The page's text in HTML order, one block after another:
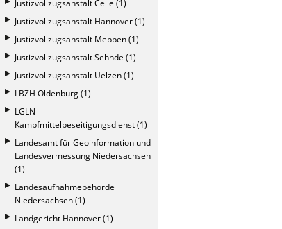
Justizvollzugsanstalt Celle (1)
Justizvollzugsanstalt Hannover (1)
Justizvollzugsanstalt Meppen (1)
Justizvollzugsanstalt Sehnde (1)
Justizvollzugsanstalt Uelzen (1)
LBZH Oldenburg (1)
LGLN
Kampfmittelbeseitigungsdienst (1)
Landesamt für Geoinformation und
Landesvermessung Niedersachsen
(1)
Landesaufnahmebehörde
Niedersachsen (1)
Landgericht Hannover (1)